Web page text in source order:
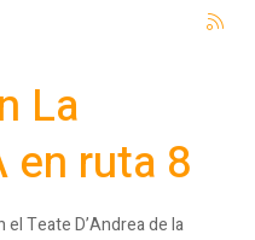
La
en ruta 8
Teate D’Andrea de la